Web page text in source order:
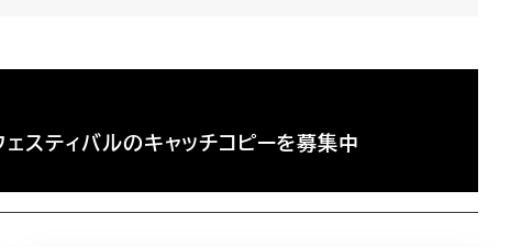
スティバルのキャッチコピーを募集中